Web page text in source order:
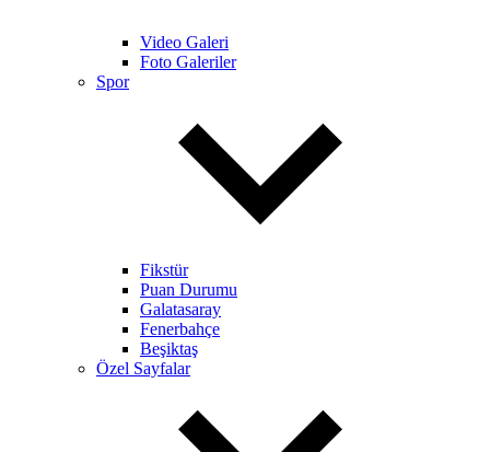
Video Galeri
Foto Galeriler
Spor
Fikstür
Puan Durumu
Galatasaray
Fenerbahçe
Beşiktaş
Özel Sayfalar